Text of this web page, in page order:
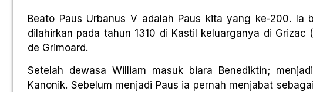
Beato Paus Urbanus V adalah Paus kita yang ke-200.
dilahirkan pada tahun 1310 di Kastil keluarganya di
de Grimoard.
Setelah dewasa William masuk biara Benediktin;
Kanonik. Sebelum menjadi Paus ia pernah menjabat